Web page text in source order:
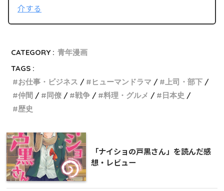
介する
CATEGORY : 青年漫画
TAGS :
お仕事・ビジネス
ヒューマンドラマ
上司・部下
仲間
同僚 戦争 料理・グルメ
日本史
歴史
「ナイショの戸黒さん」を読んだ感
想・レビュー